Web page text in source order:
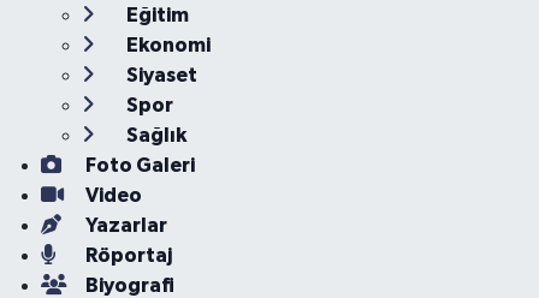
Eğitim
Ekonomi
Siyaset
Spor
Sağlık
Foto Galeri
Video
Yazarlar
Röportaj
Biyografi